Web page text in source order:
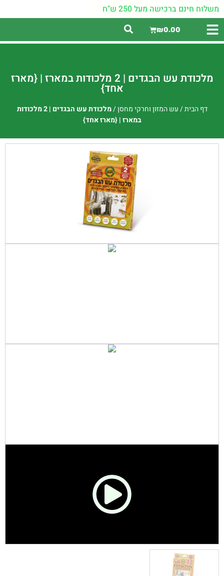
משלוח חינם ברכישה מעל 250 ש"ח
₪0.00
מלכודת עש הבגדים | 2 מלכודות במארז | {מארז
אחד}
דף הבית/עש המזון וחרקי מחסן/
מלכודת עש הבגדים | 2 מלכודות
במארז | {מארז אחד}